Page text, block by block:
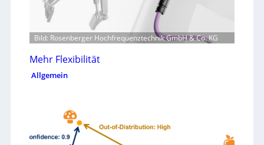
Bild: Rosenberger Hochfrequenztechnik GmbH & Co. KG
Mehr Flexibilität
Allgemein